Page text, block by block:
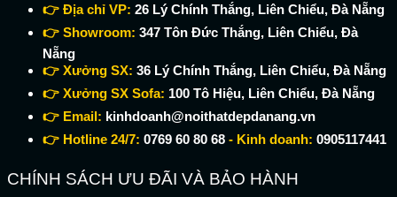
👉 Địa chỉ VP: 26 Lý Chính Thắng, Liên Chiểu, Đà Nẵng
👉 Showroom: 347 Tôn Đức Thắng, Liên Chiểu, Đà
Nẵng
👉 Xưởng SX: 36 Lý Chính Thắng, Liên Chiểu, Đà Nẵng
👉 Xưởng SX Sofa: 100 Tô Hiệu, Liên Chiểu, Đà Nẵng
👉 Email: kinhdoanh@noithatdepdanang.vn
👉 Hotline 24/7: 0769 60 80 68 - Kinh doanh: 0905117441
CHÍNH SÁCH ƯU ĐÃI VÀ BẢO HÀNH